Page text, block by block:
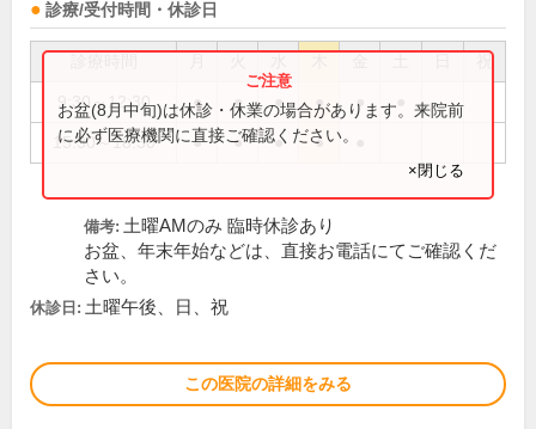
診療/受付時間・休診日
祝
9:30～12:30 ● ● ● ● ●
15:30～18:30 ● ● ● ●
お盆(8月中旬)は休診・休業の場合があります。来院前
に必ず医療機関に直接ご確認ください。
×閉じる
備考: 土曜AMのみ 臨時休診あり
お盆、年末年始などは、直接お電話にてご確認くだ
さい。
休診日: 土曜午後、日、祝
この医院の詳細をみる